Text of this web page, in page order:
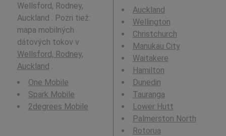
Wellsford, Rodney,
Auckland . Pozri tiež:
mapa mobilných
dátových tokov v
Wellsford, Rodney,
Auckland
One Mobile
Spark Mobile
2degrees Mobile
Auckland
Wellington
Christchurch
Manukau City
Waitakere
Hamilton
Dunedin
Tauranga
Lower Hutt
Palmerston North
Rotorua